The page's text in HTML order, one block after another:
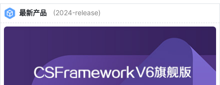
最新产品 (2024-release)